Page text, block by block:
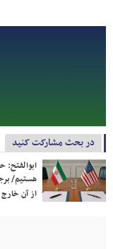
در بحث مشارکت کنید
ابوالفتح:
هستیم/
از آن